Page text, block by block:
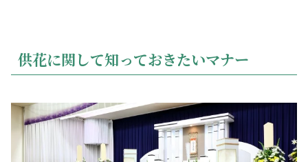
供花に関して知っておきたいマナー